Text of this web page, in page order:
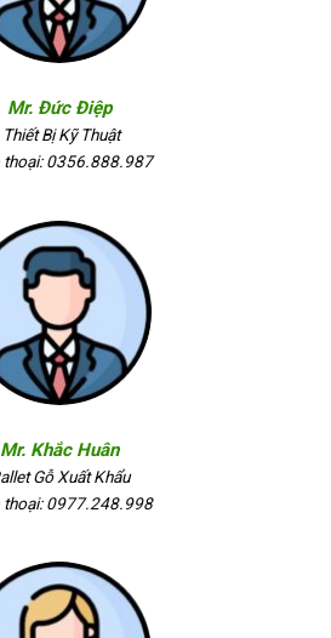
Mr. Đức Điệp
Thiết Bị Kỹ Thuật
thoại: 0356.888.987
Mr. Khắc Huân
Gỗ Xuất Khẩu
thoại: 0977.248.998